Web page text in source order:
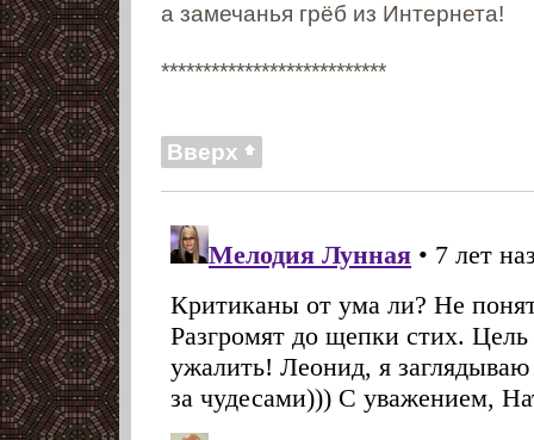
а замечанья грёб из Интернета!
***************************
Вверх